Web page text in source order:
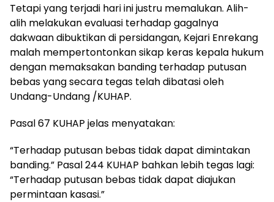
Tetapi yang terjadi hari ini justru memalukan. Alih-
alih melakukan evaluasi terhadap gagalnya
dakwaan dibuktikan di persidangan, Kejari Enrekang
malah mempertontonkan sikap keras kepala hukum
dengan memaksakan banding terhadap putusan
bebas yang secara tegas telah dibatasi oleh
Undang-Undang /KUHAP.
Pasal 67 KUHAP jelas menyatakan:
“Terhadap putusan bebas tidak dapat dimintakan
banding.” Pasal 244 KUHAP bahkan lebih tegas lagi:
“Terhadap putusan bebas tidak dapat diajukan
permintaan kasasi.”